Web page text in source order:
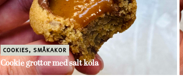
COOKIES, SMÅKAKOR
Cookie grottor med salt kola